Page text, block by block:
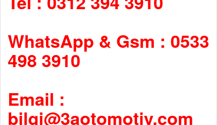
WhatsApp & Gsm : 0533
498 3910
Email :
bilgi@3aotomotiv.com